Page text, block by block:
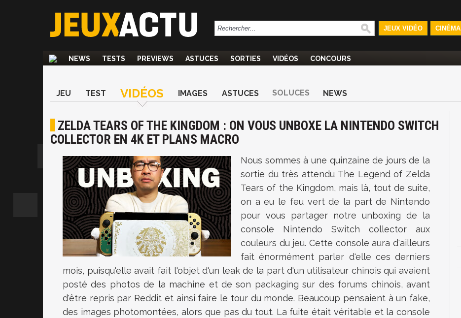
JEUX VIDÉO CINÉMA
NEWS TESTS PREVIEWS ASTUCES SORTIES VIDÉOS CONCOURS
JEU TEST VIDÉOS IMAGES ASTUCES SOLUCES NEWS
ZELDA TEARS OF THE KINGDOM : ON VOUS UNBOXE LA NINTENDO SWITCH
COLLECTOR EN 4K ET PLANS MACRO
Nous sommes à une quinzaine de jours de la
sortie du très attendu The Legend of Zelda
Tears of the Kingdom, mais là, tout de suite,
on a eu le feu vert de la part de Nintendo
pour vous partager notre unboxing de la
console Nintendo Switch collector aux
couleurs du jeu. Cette console aura d'ailleurs
fait énormément parler d'elle ces derniers
mois, puisqu'elle avait fait l'objet d'un leak de la part d'un utilisateur chinois qui avaient
posté des photos de la machine et de son packaging sur des forums chinois, avant
d'être repris par Reddit et ainsi faire le tour du monde. Beaucoup pensaient à un fake,
des images photomontées, alors que pas du tout. La fuite était véritable et la console